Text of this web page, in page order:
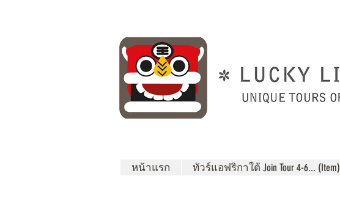
หน้าแรก ทัวร์แอฟริกาใต้ Join Tour 4-6... (Item)